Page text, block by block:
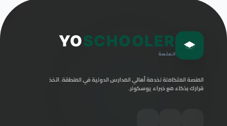
YOSCHOOLER
المنصة
المنصة المتكاملة لخدمة أهالي المدارس الدولية في المنطقة. اتخذ
قرارك بذكاء مع خبراء يوسكولر.